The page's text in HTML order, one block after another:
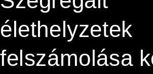
élethelyzetek
felszámolása